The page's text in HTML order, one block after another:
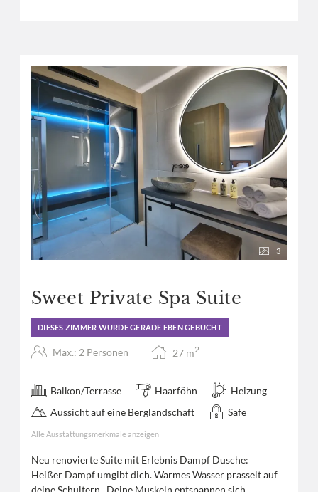
3
Sweet Private Spa Suite
DIESES ZIMMER WURDE GERADE EBEN GEBUCHT
Max.: 2 Personen 27 m2
Balkon/Terrasse Haarföhn
Heizung
Aussicht auf eine Berglandschaft
Safe
Alle Ausstattungsmerkmale anzeigen
Neu renovierte Suite mit Erlebnis Dampf Dusche:
Heißer Dampf umgibt dich. Warmes Wasser prasselt auf